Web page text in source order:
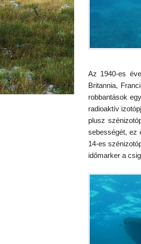
Az 1940-es
Britannia,
robbantások
radioaktív
plusz
sebességét, ez
14-es
időmarker a